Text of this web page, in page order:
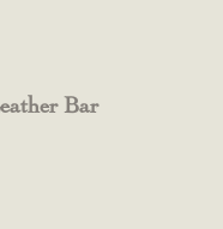
Bar